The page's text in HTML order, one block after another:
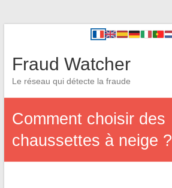
Fraud Watcher
Le réseau qui détecte la fraude
Comment choisir des
chaussettes à neige ?